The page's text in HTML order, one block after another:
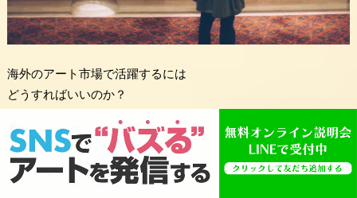
海外のアート市場で活躍するには
どうすればいいのか？
「急にフランス語とか読めるわけ
なかろう、応募すらムズイわい！」